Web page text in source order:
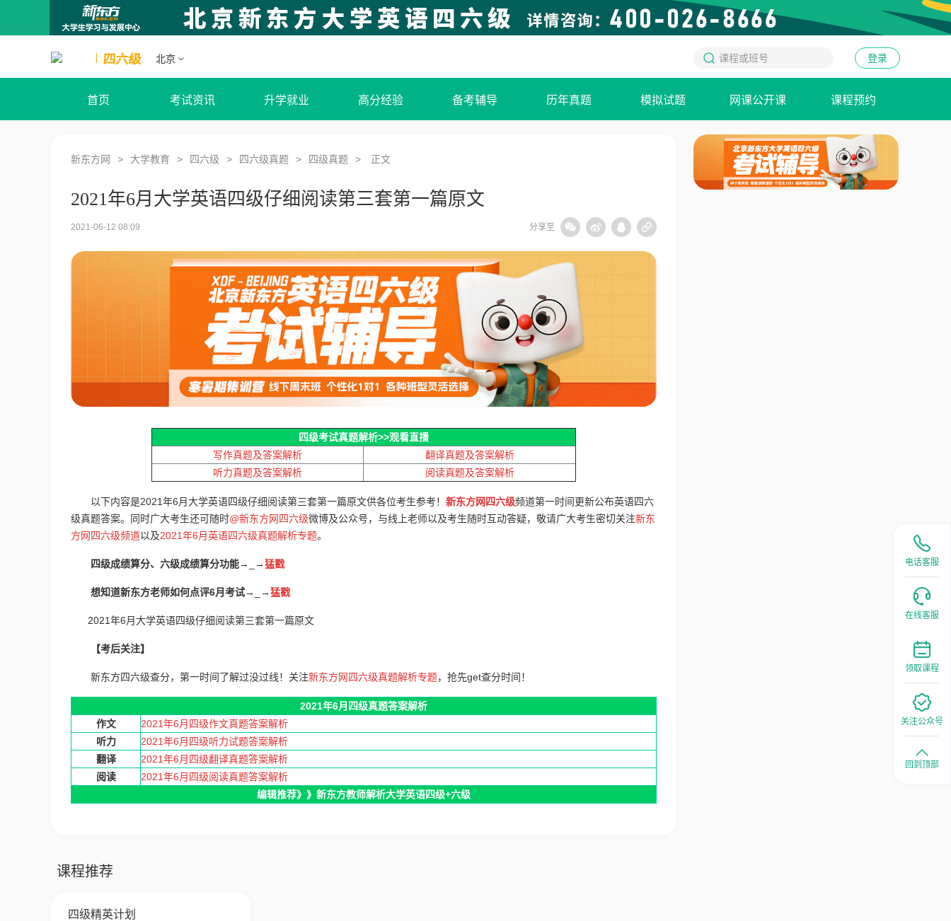
四六级 北京 登录
首页 考试资讯 升学就业 高分经验 备考辅导 历年真题 模拟试题 网课公开课 课程预约
新东方网 大学教育 四六级 四六级真题 四级真题 正文
2021年6月大学英语四级仔细阅读第三套第一篇原文
2021-06-12 08:09 分享至
四级考试真题解析>>观看直播
写作真题及答案解析
翻译真题及答案解析
听力真题及答案解析
阅读真题及答案解析
以下内容是2021年6月大学英语四级仔细阅读第三套第一篇原文供各位考生参考！ 新东方网四六级频道第一时间更新公布英语四六
级真题答案。
同时广大考生还可随时@新东方网四六级微博及公众号，与线上老师以及考生随时互动答疑，敬请广大考生密切关注新东
方网四六级频道以及2021年6月英语四六级真题解析专题。
四级成绩算分、六级成绩算分功能→_→猛戳
想知道新东方老师如何点评6月考试→_→猛戳
2021年6月大学英语四级仔细阅读第三套第一篇原文
【考后关注】
新东方四六级查分，第一时间了解过没过线！关注新东方网四六级真题解析专题， 抢先get查分时间！
2021年6月四级真题答案解析
作文
2021年6月四级作文真题答案解析
听力
2021年6月四级听力试题答案解析
翻译
2021年6月四级翻译真题答案解析
阅读
2021年6月四级阅读真题答案解析
编辑推荐》》新东方教师解析大学英语四级+六级
课程推荐
四级精英计划
电话客服
在线客服
领取课程
关注公众号
回到顶部